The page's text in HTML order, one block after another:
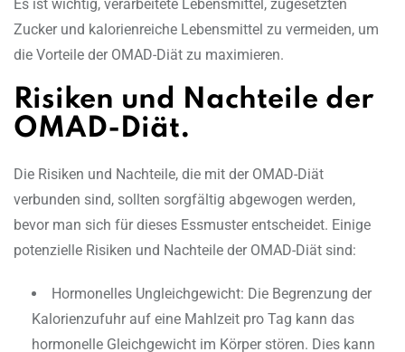
Es ist wichtig, verarbeitete Lebensmittel, zugesetzten
Zucker und kalorienreiche Lebensmittel zu vermeiden, um
die Vorteile der OMAD-Diät zu maximieren.
Risiken und Nachteile der
OMAD-Diät.
Die Risiken und Nachteile, die mit der OMAD-Diät
verbunden sind, sollten sorgfältig abgewogen werden,
bevor man sich für dieses Essmuster entscheidet. Einige
potenzielle Risiken und Nachteile der OMAD-Diät sind:
Hormonelles Ungleichgewicht: Die Begrenzung der
Kalorienzufuhr auf eine Mahlzeit pro Tag kann das
hormonelle Gleichgewicht im Körper stören. Dies kann